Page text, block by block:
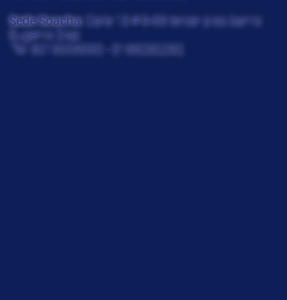
Sede Soacha: Calle 13 # 9-69 tercer piso barrio
Eugenio Diaz
Tel: 6019009330 - 3166292292